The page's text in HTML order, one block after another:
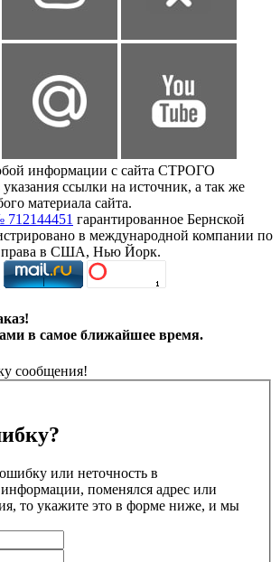
информации с сайта СТРОГО
ссылки на источник, а так же
материала сайта.
712144451 гарантированное Бернской
в международной компании по
права в США, Нью Йорк.
в самое ближайшее время.
сообщения!
или неточность в
поменялся адрес или
то укажите это в форме ниже, и мы